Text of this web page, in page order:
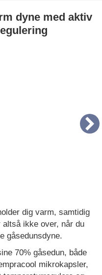
dyne med aktiv
dig varm, samtidig
altså ikke over, når du
gåsedunsdyne.
70% gåsedun, både
mikrokapsler,